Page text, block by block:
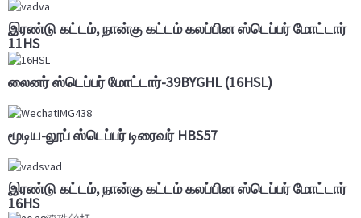
இரண்டு கட்டம், நான்கு கட்டம் கலப்பின ஸ்டெப்பர் மோட்டார்
11HS
லைனர் ஸ்டெப்பர் மோட்டார்-39BYGHL (16HSL)
மூடிய-லூப் ஸ்டெப்பர் டிரைவர் HBS57
இரண்டு கட்டம், நான்கு கட்டம் கலப்பின ஸ்டெப்பர் மோட்டார்
16HS